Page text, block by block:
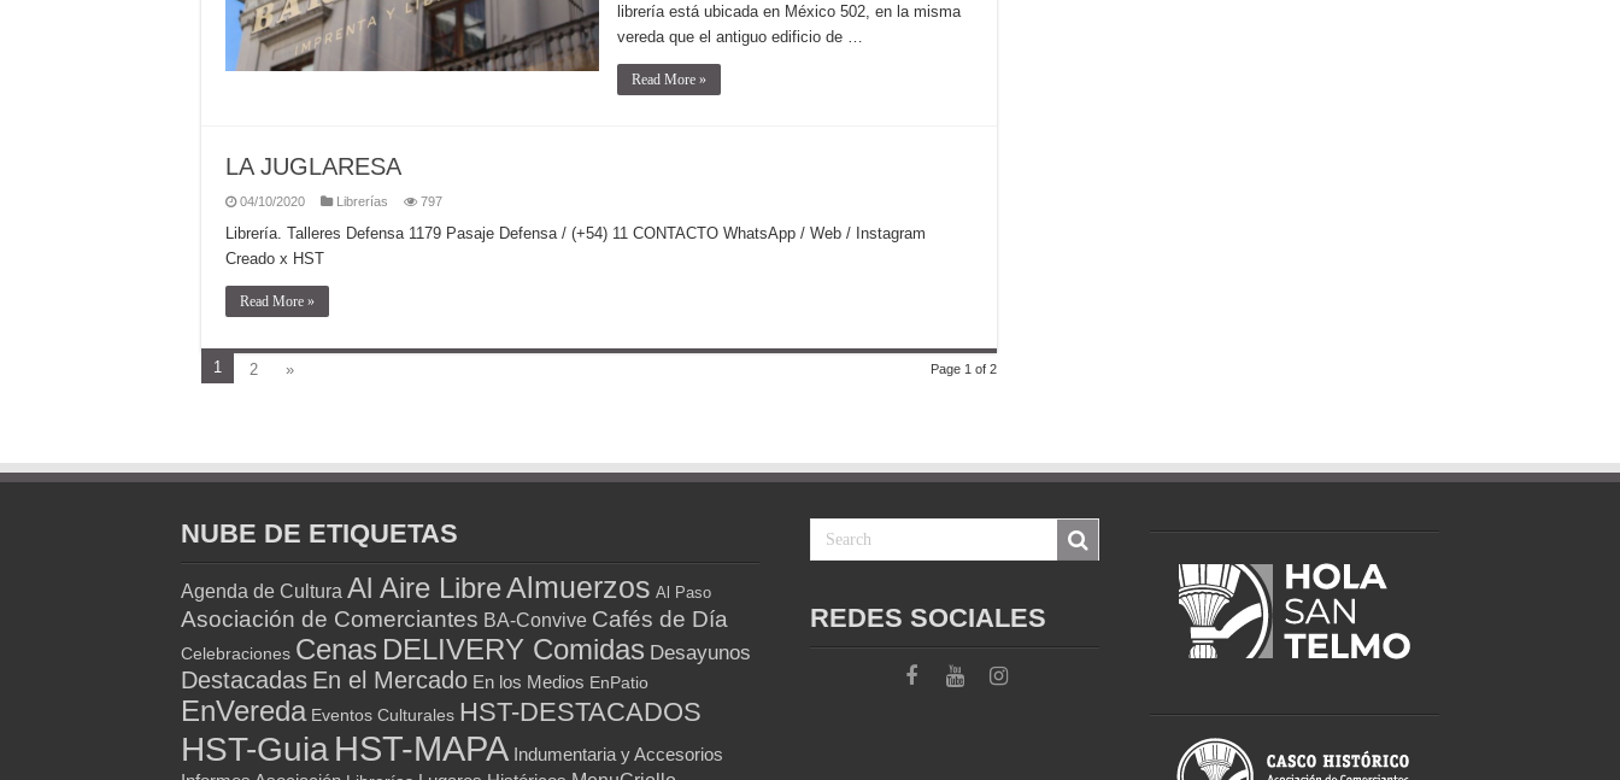
librería está ubicada en México 502, en la misma
vereda que el antiguo edificio de …
Read More »
LA JUGLARESA
04/10/2020 Librerías 797
Librería. Talleres Defensa 1179 Pasaje Defensa / (+54) 11 CONTACTO WhatsApp / Web / Instagram
Creado x HST
Read More »
Page 1 of 2
1 2 »
NUBE DE ETIQUETAS
Agenda de Cultura Al Aire LibreAlmuerzos Al Paso
Asociación de Comerciantes BA-Convive Cafés de Día
Celebraciones Cenas DELIVERY Comidas Desayunos
Destacadas En el Mercado En los Medios EnPatio
EnVereda Eventos Culturales HST-DESTACADOS
HST-Guia HST-MAPA Indumentaria y Accesorios
REDES SOCIALES